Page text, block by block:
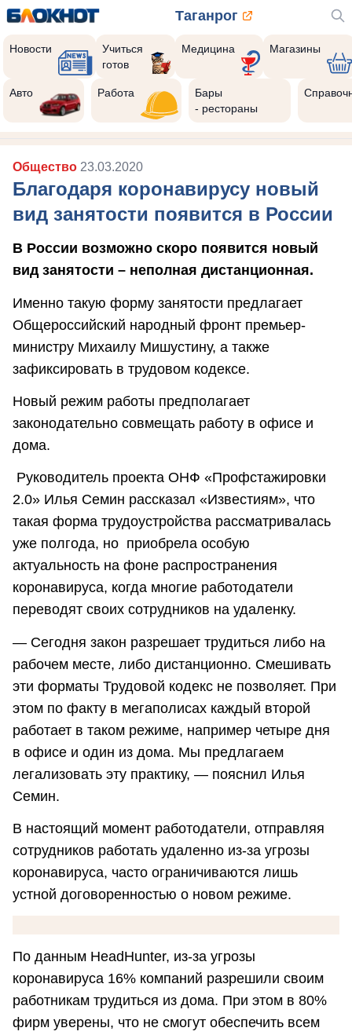
Таганрог
Новости
Учиться
готов
Медицина Магазины
Авто Работа
Бары
- рестораны
Общество 23.03.2020
Благодаря коронавирусу новый
вид занятости появится в России
В России возможно скоро появится новый
вид занятости – неполная дистанционная.
Именно такую форму занятости предлагает
Общероссийский народный фронт премьер-
министру Михаилу Мишустину, а также
зафиксировать в трудовом кодексе.
Новый режим работы предполагает
законодательно совмещать работу в офисе и
дома.
Руководитель проекта ОНФ «Профстажировки
2.0» Илья Семин рассказал «Известиям», что
такая форма трудоустройства рассматривалась
уже полгода, но приобрела особую
актуальность на фоне распространения
коронавируса, когда многие работодатели
переводят своих сотрудников на удаленку.
— Сегодня закон разрешает трудиться либо на
рабочем месте, либо дистанционно. Смешивать
эти форматы Трудовой кодекс не позволяет. При
этом по факту в мегаполисах каждый второй
работает в таком режиме, например четыре дня
в офисе и один из дома. Мы предлагаем
легализовать эту практику, — пояснил Илья
Семин.
В настоящий момент работодатели, отправляя
сотрудников работать удаленно из-за угрозы
коронавируса, часто ограничиваются лишь
устной договоренностью о новом режиме.
По данным HeadHunter, из-за угрозы
коронавируса 16% компаний разрешили своим
работникам трудиться из дома. При этом в 80%
фирм уверены, что не смогут обеспечить всем